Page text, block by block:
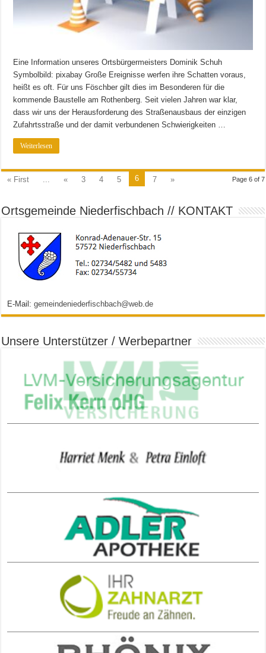
Eine Information unseres Ortsbürgermeisters Dominik Schuh
Symbolbild: pixabay Große Ereignisse werfen ihre Schatten voraus,
heißt es oft. Für uns Föschber gilt dies im Besonderen für die
kommende Baustelle am Rothenberg. Seit vielen Jahren war klar,
dass wir uns der Herausforderung des Straßenausbaus der einzigen
Zufahrtsstraße und der damit verbundenen Schwierigkeiten …
Weiterlesen
Page 6 of 7
« First « 3 4 5 6 7 »
Ortsgemeinde Niederfischbach // KONTAKT
E-Mail:gemeindeniederfischbach@web.de
Unsere Unterstützer / Werbepartner